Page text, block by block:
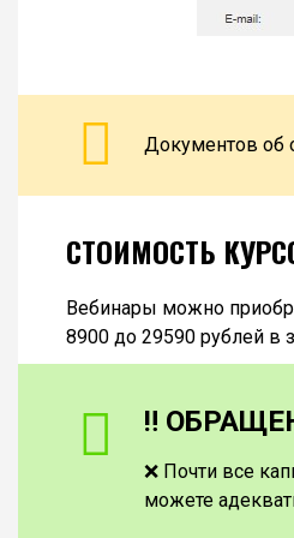
Документов об
СТОИМОСТЬ
Вебинары можно
8900 до 29590 рублей в
‼️
❌ Почти все
можете